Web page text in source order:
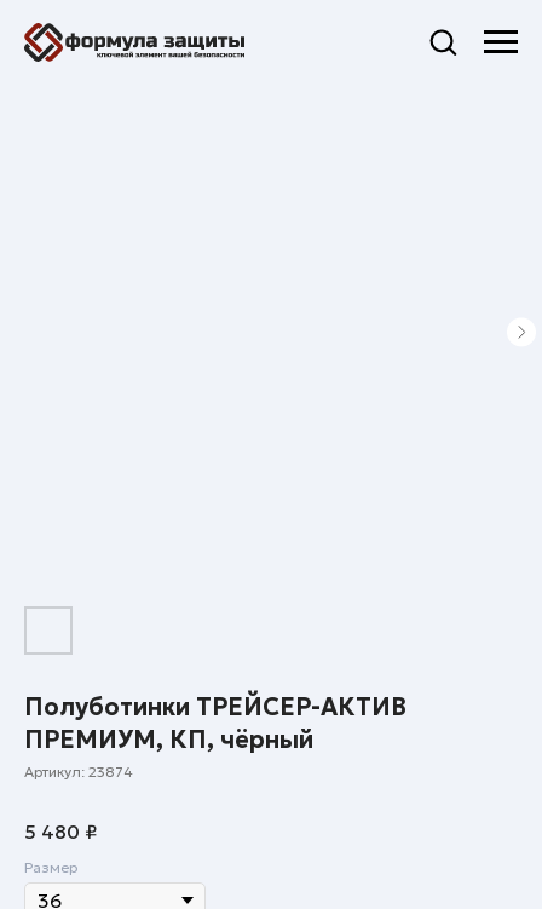
Полуботинки ТРЕЙСЕР-АКТИВ
ПРЕМИУМ, КП, чёрный
Артикул: 23874
5 480 ₽
Размер